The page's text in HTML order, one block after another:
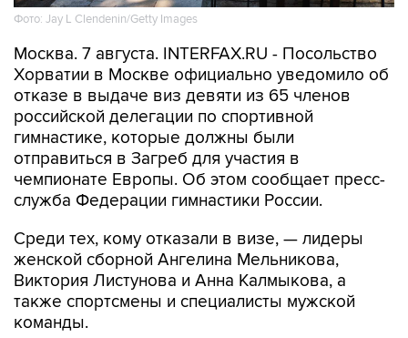
Фото: Jay L Clendenin/Getty Images
Москва. 7 августа. INTERFAX.RU - Посольство
Хорватии в Москве официально уведомило об
отказе в выдаче виз девяти из 65 членов
российской делегации по спортивной
гимнастике, которые должны были
отправиться в Загреб для участия в
чемпионате Европы. Об этом сообщает пресс-
служба Федерации гимнастики России.
Среди тех, кому отказали в визе, — лидеры
женской сборной Ангелина Мельникова,
Виктория Листунова и Анна Калмыкова, а
также спортсмены и специалисты мужской
команды.